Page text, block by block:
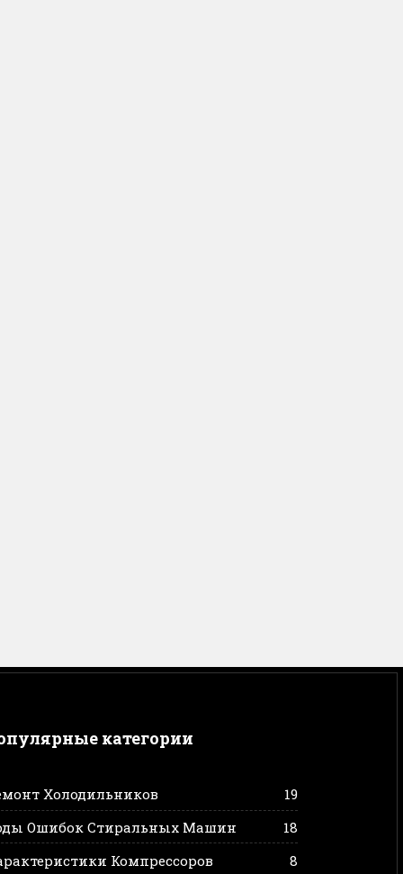
категории
Холодильников
19
Ошибок Стиральных Машин
18
Компрессоров
8